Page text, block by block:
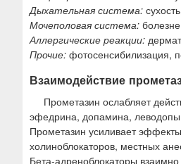
Дыхательная система:
Мочеполовая система:
Аллергические реакции:
Прочие: фотосенсибилизация,
Взаимодействие
Прометазин ослабляет
эфедрина, допамина,
Прометазин усиливает
холиноблокаторов, местных
Бета-адреноблокаторы